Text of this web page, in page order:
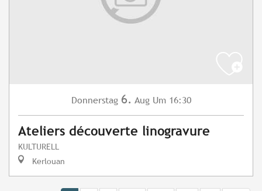
Donnerstag 6. Aug Um 16:30
Ateliers découverte linogravure
KULTURELL
Kerlouan